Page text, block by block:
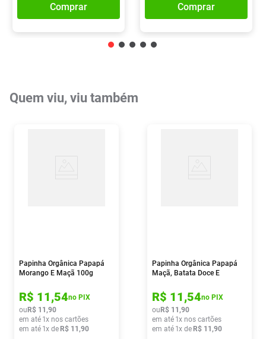
Comprar Comprar
Quem viu, viu também
Papinha Orgânica Papapá
Morango E Maçã 100g
R$ 11,54no PIX
ou R$ 11 ,90
em até 1x nos cartões
em até 1x de R$ 11 ,90
Papinha Orgânica Papapá
Maçã, Batata Doce E
R$ 11,54no PIX
ou R$ 11 ,90
em até 1x nos cartões
em até 1x de R$ 11 ,90